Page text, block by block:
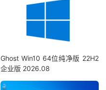
Ghost Win10 64位纯净版 22H2
企业版 2026.08